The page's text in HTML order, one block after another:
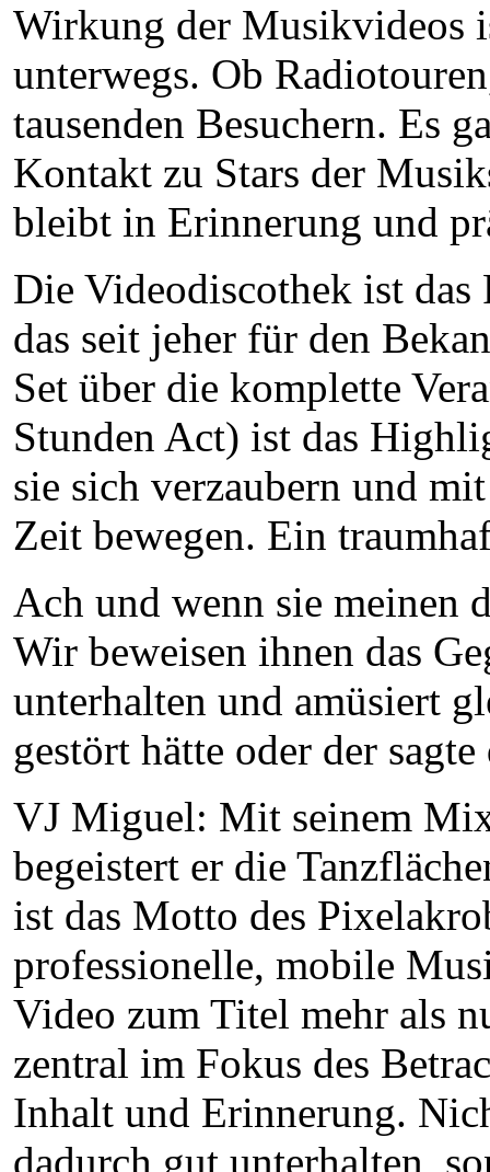
Wirkung der Musikvideos
unterwegs. Ob
tausenden Besuchern. Es
Kontakt zu Stars der
bleibt in Erinnerung und
Die Videodiscothek ist
das seit jeher für den
Set über die komplette
Stunden Act) ist das
sie sich verzaubern und
Zeit bewegen. Ein
Ach und wenn sie meinen
Wir beweisen ihnen das
unterhalten und amüsiert
gestört hätte oder der
VJ Miguel: Mit seinem
begeistert er die
ist das Motto des
professionelle, mobile
Video zum Titel mehr als
zentral im Fokus des
Inhalt und Erinnerung.
dadurch gut unterhalten,